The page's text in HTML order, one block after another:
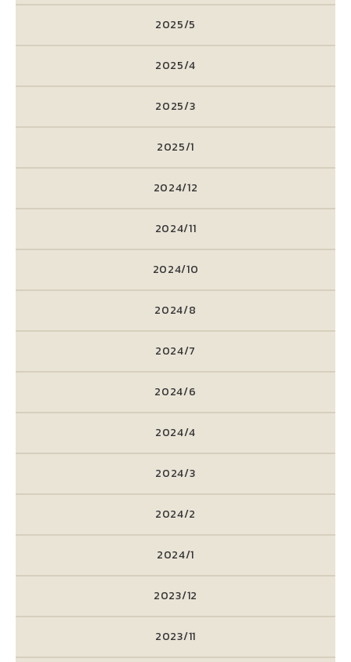
2025/5
2025/4
2025/3
2025/1
2024/12
2024/11
2024/10
2024/8
2024/7
2024/6
2024/4
2024/3
2024/2
2024/1
2023/12
2023/11